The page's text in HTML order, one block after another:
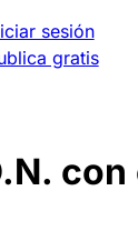
sesión
gratis